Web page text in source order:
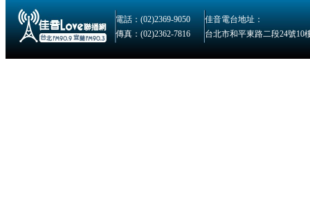
電話：(02)2369-9050
佳音電台地址：
傳真：(02)2362-7816
台北市和平東路二段24號10